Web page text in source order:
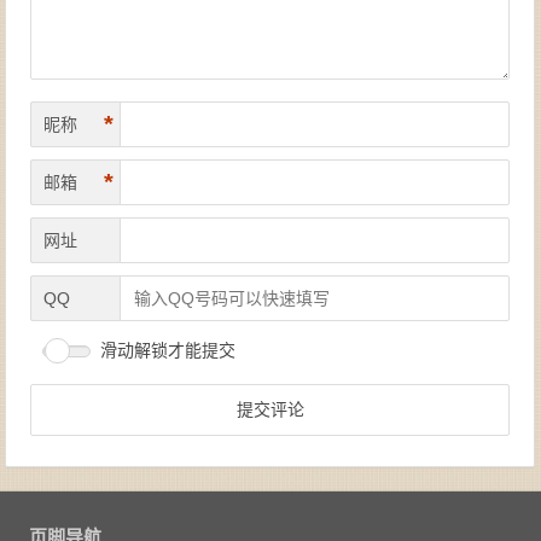
昵称 *
邮箱 *
网址
QQ
滑动解锁才能提交
页脚导航